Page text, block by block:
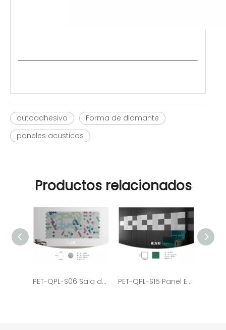
autoadhesivo
Forma de diamante
paneles acusticos
Productos relacionados
PET-QPL-S06 Sala de reuniones hexagonal Panel PET ECO PET-QPL-S15 Panel ECO de PET acústico para puerta de aislamiento reciclado cuadrado